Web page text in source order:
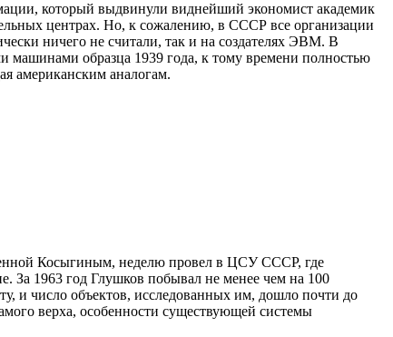
который выдвинули виднейший экономист академик
центрах. Но, к сожалению, в СССР все организации
ничего не считали, так и на создателях ЭВМ. В
машинами образца 1939 года, к тому времени полностью
американским аналогам.
Косыгиным, неделю провел в ЦСУ СССР, где
За 1963 год Глушков побывал не менее чем на 100
и число объектов, исследованных им, дошло почти до
верха, особенности существующей системы